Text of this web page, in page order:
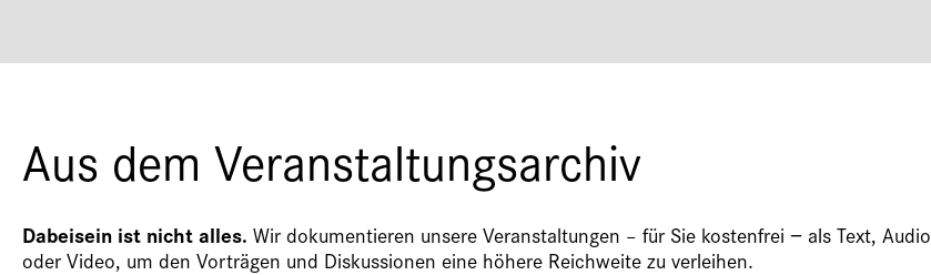
Aus dem Veranstaltungsarchiv
Dabeisein ist nicht alles. Wir dokumentieren unsere Veranstaltungen – für Sie kostenfrei − als Text, Audio
oder Video, um den Vorträgen und Diskussionen eine höhere Reichweite zu verleihen.